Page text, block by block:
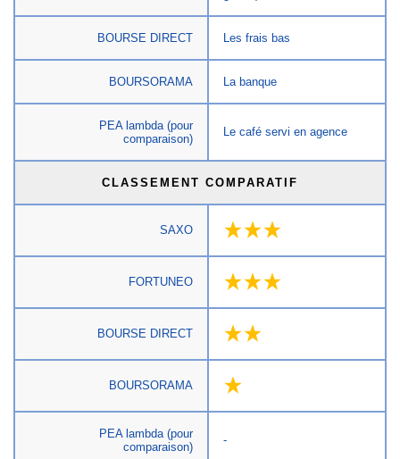
BOURSE DIRECT Les frais bas
BOURSORAMA La banque
PEA lambda (pour
comparaison)
Le café servi en agence
CLASSEMENT COMPARATIF
SAXO
FORTUNEO
BOURSE DIRECT
BOURSORAMA
PEA lambda (pour
comparaison)
-